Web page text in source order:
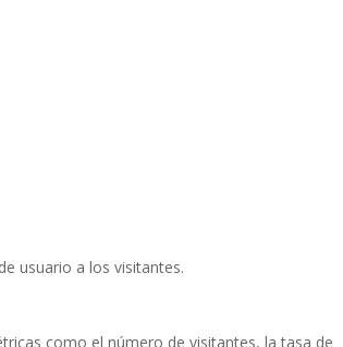
usuario a los visitantes.
como el número de visitantes, la tasa de